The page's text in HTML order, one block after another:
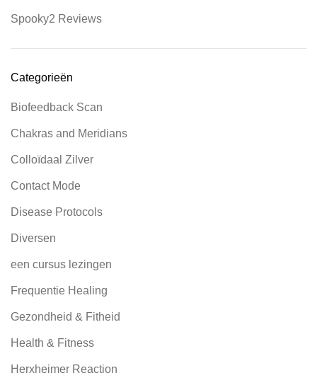
Spooky2 Reviews
Categorieën
Biofeedback Scan
Chakras and Meridians
Colloïdaal Zilver
Contact Mode
Disease Protocols
Diversen
een cursus lezingen
Frequentie Healing
Gezondheid & Fitheid
Health & Fitness
Herxheimer Reaction